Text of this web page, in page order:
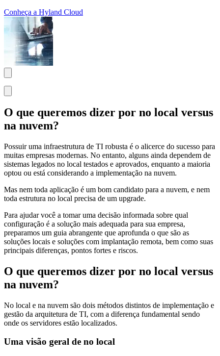
Conheça a Hyland Cloud
O que queremos dizer por no local versus
na nuvem?
Possuir uma infraestrutura de TI robusta é o alicerce do sucesso para
muitas empresas modernas. No entanto, alguns ainda dependem de
sistemas legados no local testados e aprovados, enquanto a maioria
optou ou está considerando a implementação na nuvem.
Mas nem toda aplicação é um bom candidato para a nuvem, e nem
toda estrutura no local precisa de um upgrade.
Para ajudar você a tomar uma decisão informada sobre qual
configuração é a solução mais adequada para sua empresa,
preparamos um guia abrangente que aprofunda o que são as
soluções locais e soluções com implantação remota, bem como suas
principais diferenças, pontos fortes e riscos.
O que queremos dizer por no local versus
na nuvem?
No local e na nuvem são dois métodos distintos de implementação e
gestão da arquitetura de TI, com a diferença fundamental sendo
onde os servidores estão localizados.
Uma visão geral de no local